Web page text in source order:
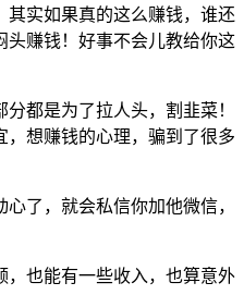
其实如果真的这么赚钱，谁还
头赚钱！好事不会儿教给你这
都是为了拉人头，割韭菜！
想赚钱的心理，骗到了很多
了，就会私信你加他微信，
，也能有一些收入，也算意外